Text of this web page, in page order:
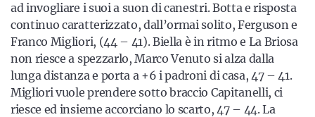
ad invogliare i suoi a suon di canestri. Botta e risposta
continuo caratterizzato, dall’ormai solito, Ferguson e
Franco Migliori, (44 – 41). Biella è in ritmo e La Briosa
non riesce a spezzarlo, Marco Venuto si alza dalla
lunga distanza e porta a +6 i padroni di casa, 47 – 41.
Migliori vuole prendere sotto braccio Capitanelli, ci
riesce ed insieme accorciano lo scarto, 47 – 44. La